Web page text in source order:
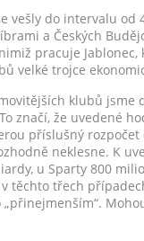
vešly do intervalu od
a Českých
pracuje Jablonec,
velké trojce
klubů jsme
značí, že uvedené
příslušný rozpočet
neklesne. K
u Sparty 800
těchto třech